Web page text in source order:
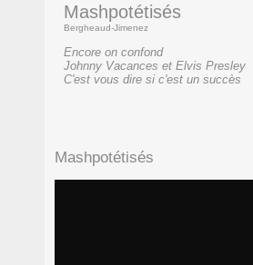
Mashpotétisés
Bergheaud-Jimenez
Encore on confond
Johnny Vacances et Elvis Presley
C'est vous dire si c'est un succès
Mashpotétisés